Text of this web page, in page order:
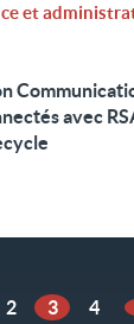
et
avec
2 3 4